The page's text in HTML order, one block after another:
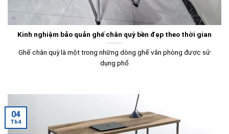
Kinh nghiệm bảo quản ghế chân quỳ bền đẹp theo thời gian
Ghế chân quỳ là một trong những dòng ghế văn phòng được sử
dụng phổ
04
Th4